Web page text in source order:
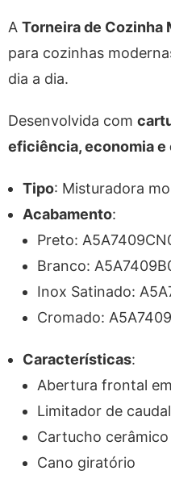
A Torneira de Cozinha
para cozinhas
dia a dia.
Desenvolvida com
eficiência, economia e
Tipo: Misturadora
Acabamento:
Preto:
Branco:
Inox Satinado:
Cromado:
Características:
Abertura frontal
Limitador de caudal
Cartucho cerâmico
Cano giratório